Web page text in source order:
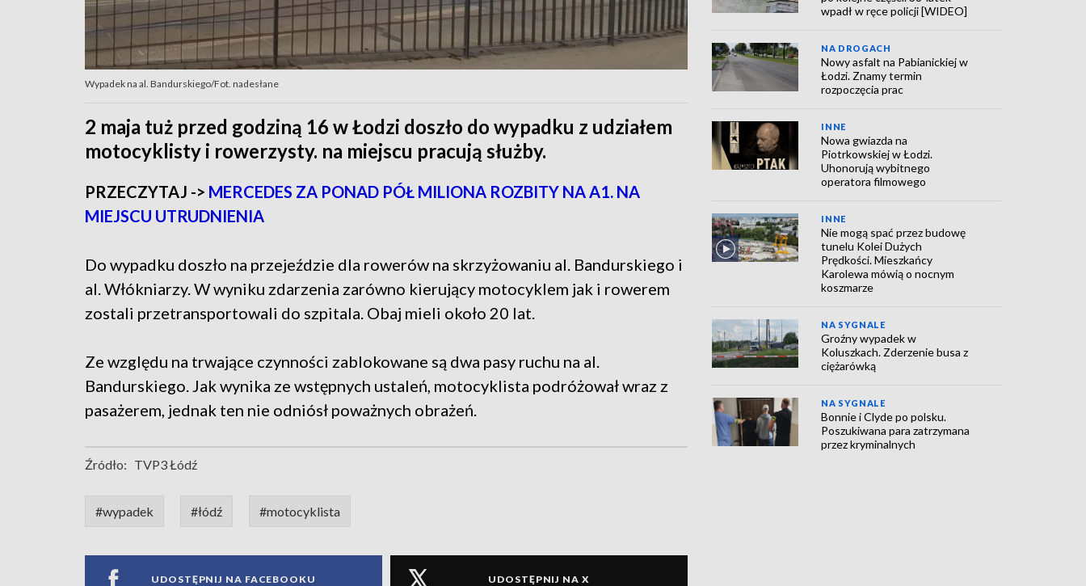
Wypadek na al. Bandurskiego/Fot. nadesłane
2 maja tuż przed godziną 16 w Łodzi doszło do wypadku z udziałem
motocyklisty i rowerzysty. na miejscu pracują służby.
PRZECZYTAJ -> MERCEDES ZA PONAD PÓŁ MILIONA ROZBITY NA A1. NA
MIEJSCU UTRUDNIENIA
Do wypadku doszło na przejeździe dla rowerów na skrzyżowaniu al. Bandurskiego i
al. Włókniarzy. W wyniku zdarzenia zarówno kierujący motocyklem jak i rowerem
zostali przetransportowali do szpitala. Obaj mieli około 20 lat.
Ze względu na trwające czynności zablokowane są dwa pasy ruchu na al.
Bandurskiego. Jak wynika ze wstępnych ustaleń, motocyklista podróżował wraz z
pasażerem, jednak ten nie odniósł poważnych obrażeń.
Źródło: TVP3 Łódź
#wypadek #łódź #motocyklista
UDOSTĘPNIJ NA FACEBOOKU UDOSTĘPNIJ NA X
wpadł w ręce policji [WIDEO]
NA DROGACH
Nowy asfalt na Pabianickiej w
Łodzi. Znamy termin
rozpoczęcia prac
INNE
Nowa gwiazda na
Piotrkowskiej w Łodzi.
Uhonorują wybitnego
operatora filmowego
INNE
Nie mogą spać przez budowę
tunelu Kolei Dużych
Prędkości. Mieszkańcy
Karolewa mówią o nocnym
koszmarze
NA SYGNALE
Groźny wypadek w
Koluszkach. Zderzenie busa z
ciężarówką
NA SYGNALE
Bonnie i Clyde po polsku.
Poszukiwana para zatrzymana
przez kryminalnych